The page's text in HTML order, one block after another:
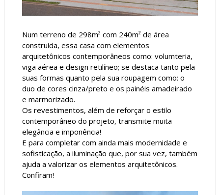
Num terreno de 298m² com 240m² de área
construída, essa casa com elementos
arquitetônicos contemporâneos como: volumteria,
viga aérea e design retilíneo; se destaca tanto pela
suas formas quanto pela sua roupagem como: o
duo de cores cinza/preto e os painéis amadeirado
e marmorizado.
Os revestimentos, além de reforçar o estilo
contemporâneo do projeto, transmite muita
elegância e imponência!
E para completar com ainda mais modernidade e
sofisticação, a iluminação que, por sua vez, também
ajuda a valorizar os elementos arquitetônicos.
Confiram!